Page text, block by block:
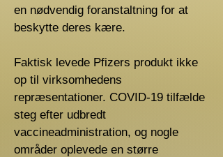
en nødvendig foranstaltning for at
beskytte deres kære.
Faktisk levede Pfizers produkt ikke
op til virksomhedens
repræsentationer. COVID-19 tilfælde
steg efter udbredt
vaccineadministration, og nogle
områder oplevede en større